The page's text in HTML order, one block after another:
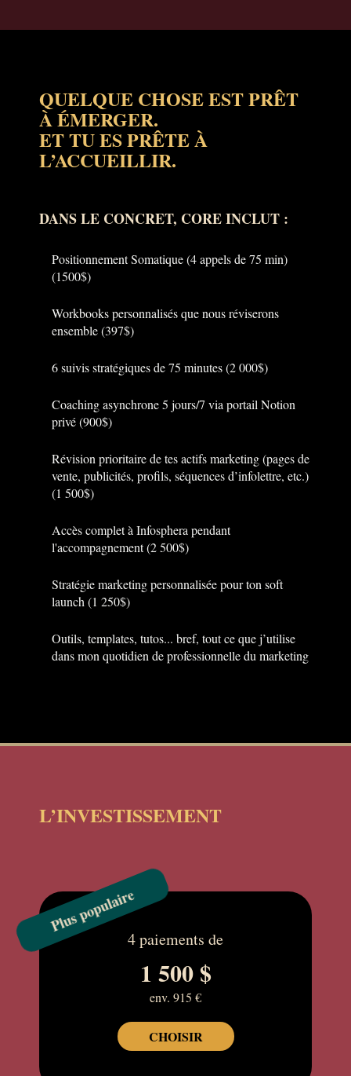
QUELQUE CHOSE EST PRÊT
À ÉMERGER.
ET TU ES PRÊTE À
L’ACCUEILLIR.
DANS LE CONCRET, CORE INCLUT :
Positionnement Somatique (4 appels de 75 min)
(1500$)
Workbooks personnalisés que nous réviserons
ensemble (397$)
6 suivis stratégiques de 75 minutes (2 000$)
Coaching asynchrone 5 jours/7 via portail Notion
privé (900$)
Révision prioritaire de tes actifs marketing (pages de
vente, publicités, profils, séquences d’infolettre, etc.)
(1 500$)
Accès complet à Infosphera pendant
l'accompagnement (2 500$)
Stratégie marketing personnalisée pour ton soft
launch (1 250$)
Outils, templates, tutos... bref, tout ce que j’utilise
dans mon quotidien de professionnelle du marketing
L’INVESTISSEMENT
Plus populaire
4 paiements de
1 500 $
env. 915 €
CHOISIR